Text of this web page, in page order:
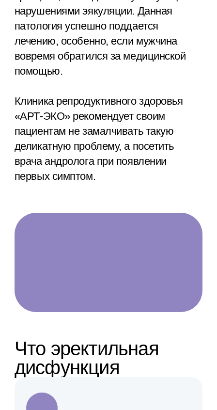
нарушениями эякуляции. Данная
патология успешно поддается
лечению, особенно, если мужчина
вовремя обратился за медицинской
помощью.
Клиника репродуктивного здоровья
«АРТ-ЭКО» рекомендует своим
пациентам не замалчивать такую
деликатную проблему, а посетить
врача андролога при появлении
первых симптом.
Что эректильная
дисфункция